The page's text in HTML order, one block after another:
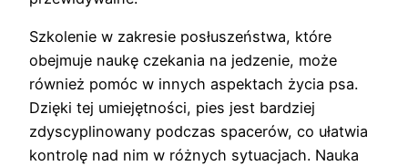
Szkolenie w zakresie posłuszeństwa, które
obejmuje naukę czekania na jedzenie, może
również pomóc w innych aspektach życia psa.
Dzięki tej umiejętności, pies jest bardziej
zdyscyplinowany podczas spacerów, co ułatwia
kontrolę nad nim w różnych sytuacjach. Nauka